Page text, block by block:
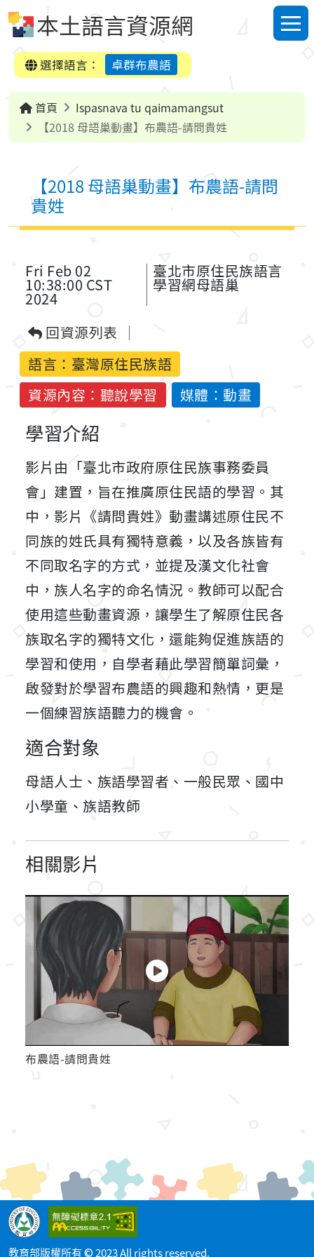
本土語言資源網
選單
選擇語言：
卓群布農語
首頁
Ispasnava tu qaimamangsut
【2018 母語巢動畫】布農語-請問貴姓
【2018 母語巢動畫】布農語-請問
貴姓
Fri Feb 02
10:38:00 CST
2024
臺北市原住民族語言
學習網母語巢
回資源列表
語言： 臺灣原住民族語
資源內容：聽說學習
媒體：動畫
學習介紹
影片由「臺北市政府原住民族事務委員
會」建置，旨在推廣原住民語的學習。其
中，影片《請問貴姓》動畫講述原住民不
同族的姓氏具有獨特意義，以及各族皆有
不同取名字的方式，並提及漢文化社會
中，族人名字的命名情況。教師可以配合
使用這些動畫資源，讓學生了解原住民各
族取名字的獨特文化，還能夠促進族語的
學習和使用，自學者藉此學習簡單詞彙，
啟發對於學習布農語的興趣和熱情，更是
一個練習族語聽力的機會。
適合對象
母語人士、族語學習者、一般民眾、國中
小學童、族語教師
相關影片
布農語-請問貴姓
教育部版權所有 © 2023 All rights reserved.